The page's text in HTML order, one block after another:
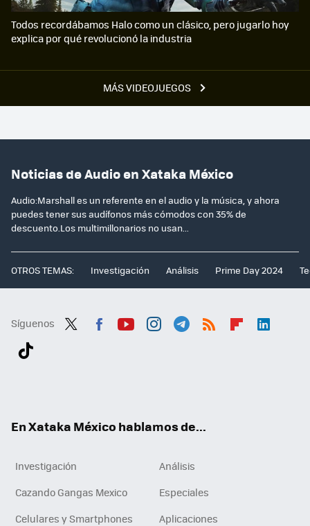
MÁS VIDEOJUEGOS
Todos recordábamos Halo como un clásico, pero jugarlo hoy
explica por qué revolucionó la industria
Noticias de Audio en Xataka México
Audio:Marshall es un referente en el audio y la música, y ahora
puedes tener sus audífonos más cómodos con 35% de
descuento.Los multimillonarios no usan...
OTROS TEMAS: Investigación Análisis Prime Day 2024
Síguenos
En Xataka México hablamos de...
Investigación
Análisis
Cazando Gangas Mexico
Especiales
Celulares y Smartphones
Aplicaciones